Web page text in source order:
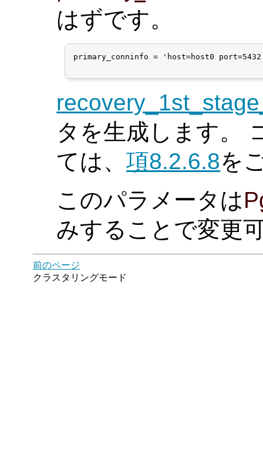
はずです。
primary_conninfo = 'host=host0
タを生成します。
ては、項8.2.6.8を
このパラメータは
みすることで変更
前のページ
クラスタリングモード